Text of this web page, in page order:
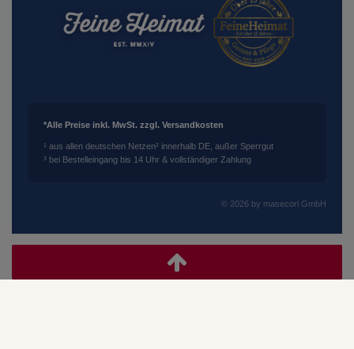
*Alle Preise inkl. MwSt. zzgl. Versandkosten
¹ aus allen deutschen Netzen² innerhalb DE, außer Sperrgut
³ bei Bestelleingang bis 14 Uhr & vollständiger Zahlung
© 2026 by masecori GmbH